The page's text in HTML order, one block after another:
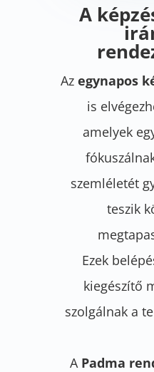
A
Azegynapos
is
amelyek
szemléletét
teszik
Ezek
kiegészítő
szolgálnak a
A Padma